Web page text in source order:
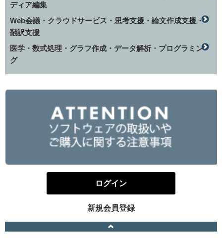
ディア編集
Web会議・クラウドサービス・思考支援・論文作成支援・
翻訳支援
医学・数式処理・グラフ作成・データ解析・プログラミン
グ
ログイン
新規会員登録